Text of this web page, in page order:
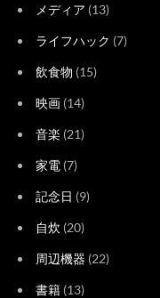
メディア (13)
ライフハック (7)
飲食物 (15)
映画 (14)
音楽 (21)
家電 (7)
記念日 (9)
自炊 (20)
周辺機器 (22)
書籍 (13)